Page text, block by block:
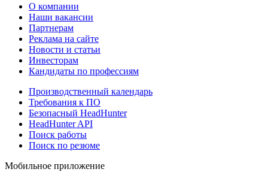
О компании
Наши вакансии
Партнерам
Реклама на сайте
Новости и статьи
Инвесторам
Кандидаты по профессиям
Производственный календарь
Требования к ПО
Безопасный HeadHunter
HeadHunter API
Поиск работы
Поиск по резюме
Мобильное приложение